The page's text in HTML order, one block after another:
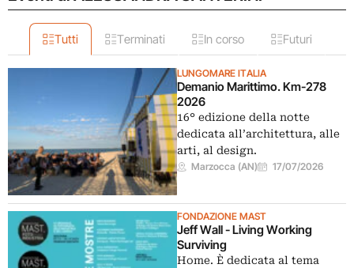
Tutti Terminati In corso Futuri
LUNGOMARE ITALIA
Demanio Marittimo. Km-278
2026
16° edizione della notte
dedicata all’architettura, alle
arti, al design.
Marzocca (AN) 17/07/2026
FONDAZIONE MAST
Jeff Wall - Living Working
Surviving
Home. È dedicata al tema